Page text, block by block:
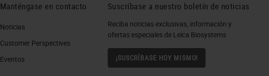
Manténgase en contacto
Noticias
Customer Perspectives​
Eventos
Suscríbase a nuestro boletín de noticias
Reciba noticias exclusivas, información y
ofertas especiales de Leica Biosystems
¡SUSCRÍBASE HOY MISMO!